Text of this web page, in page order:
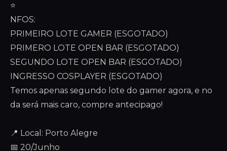
⭐
NFOS:
PRIMEIRO LOTE GAMER (ESGOTADO)
PRIMERO LOTE OPEN BAR (ESGOTADO)
SEGUNDO LOTE OPEN BAR (ESGOTADO)
INGRESSO COSPLAYER (ESGOTADO)
Temos apenas segundo lote do gamer agora, e no
da será mais caro, compre antecipago!
📍 Local: Porto Alegre
📅 20/Junho